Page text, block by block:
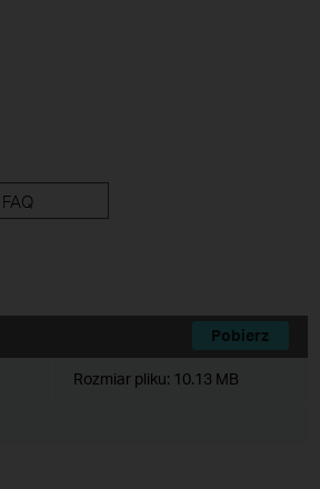
FAQ
Pobierz
Rozmiar pliku: 10.13 MB